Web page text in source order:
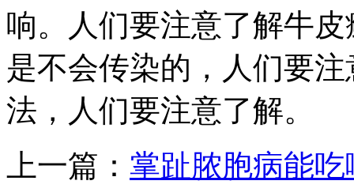
响。人们要注意了解牛
是不会传染的，人们要
法，人们要注意了解。
上一篇： 掌趾脓胞病能